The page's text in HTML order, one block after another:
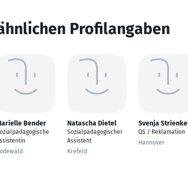
Profilangaben
Bender Natascha Dietel
Sozialpädagogischer
Assistent
Krefeld
Svenja Strienke
QS / Reklamation
Hannover